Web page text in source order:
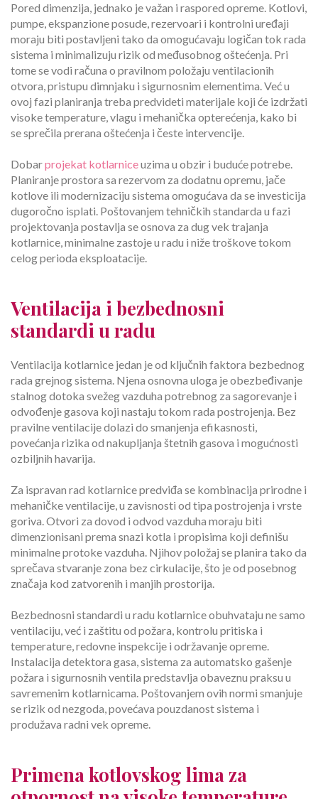
Pored dimenzija, jednako je važan i raspored opreme. Kotlovi,
pumpe, ekspanzione posude, rezervoari i kontrolni uređaji
moraju biti postavljeni tako da omogućavaju logičan tok rada
sistema i minimalizuju rizik od međusobnog oštećenja. Pri
tome se vodi računa o pravilnom položaju ventilacionih
otvora, pristupu dimnjaku i sigurnosnim elementima. Već u
ovoj fazi planiranja treba predvideti materijale koji će izdržati
visoke temperature, vlagu i mehanička opterećenja, kako bi
se sprečila prerana oštećenja i česte intervencije.
Dobarprojekat kotlarniceuzima u obzir i buduće potrebe.
Planiranje prostora sa rezervom za dodatnu opremu, jače
kotlove ili modernizaciju sistema omogućava da se investicija
dugoročno isplati. Poštovanjem tehničkih standarda u fazi
projektovanja postavlja se osnova za dug vek trajanja
kotlarnice, minimalne zastoje u radu i niže troškove tokom
celog perioda eksploatacije.
Ventilacija i bezbednosni
standardi u radu
Ventilacija kotlarnice jedan je od ključnih faktora bezbednog
rada grejnog sistema. Njena osnovna uloga je obezbeđivanje
stalnog dotoka svežeg vazduha potrebnog za sagorevanje i
odvođenje gasova koji nastaju tokom rada postrojenja. Bez
pravilne ventilacije dolazi do smanjenja efikasnosti,
povećanja rizika od nakupljanja štetnih gasova i mogućnosti
ozbiljnih havarija.
Za ispravan rad kotlarnice predviđa se kombinacija prirodne i
mehaničke ventilacije, u zavisnosti od tipa postrojenja i vrste
goriva. Otvori za dovod i odvod vazduha moraju biti
dimenzionisani prema snazi kotla i propisima koji definišu
minimalne protoke vazduha. Njihov položaj se planira tako da
sprečava stvaranje zona bez cirkulacije, što je od posebnog
značaja kod zatvorenih i manjih prostorija.
Bezbednosni standardi u radu kotlarnice obuhvataju ne samo
ventilaciju, već i zaštitu od požara, kontrolu pritiska i
temperature, redovne inspekcije i održavanje opreme.
Instalacija detektora gasa, sistema za automatsko gašenje
požara i sigurnosnih ventila predstavlja obaveznu praksu u
savremenim kotlarnicama. Poštovanjem ovih normi smanjuje
se rizik od nezgoda, povećava pouzdanost sistema i
produžava radni vek opreme.
Primena kotlovskog lima za